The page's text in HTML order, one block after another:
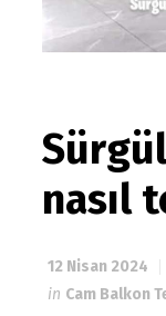
nasıl
12 Nisan 2024
in Cam Balkon